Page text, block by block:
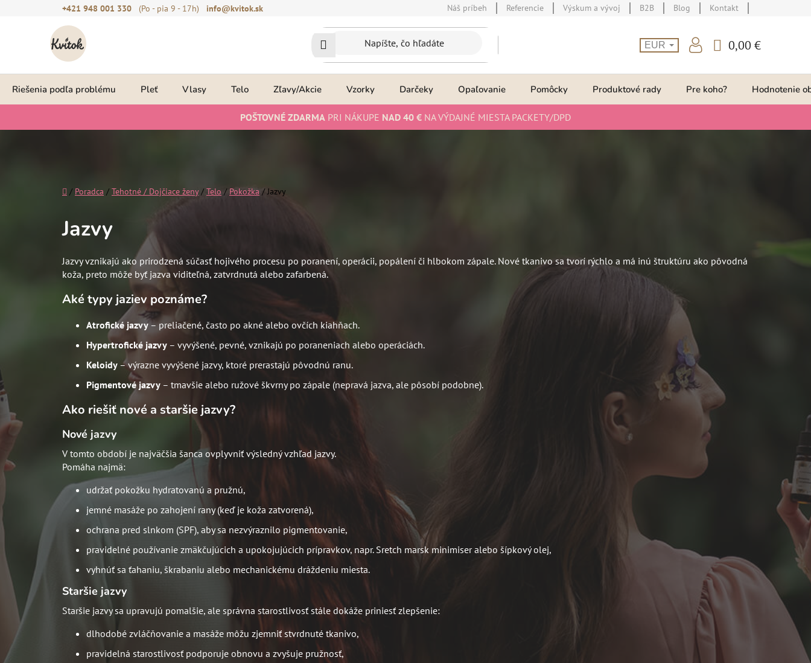
+421 948 001 330 (Po - pia 9 - 17h) info@kvitok.sk Náš príbeh Referencie Výskum a vývoj B2B Blog Kontakt
EUR
KOŠÍK
0,00 €
Riešenia podľa problému Pleť Vlasy Telo Zľavy/Akcie Vzorky Darčeky Opaľovanie Pomôcky Produktové rady Pre koho? Hodnotenie
POŠTOVNÉ ZDARMA PRI NÁKUPE NAD 40 € NA VÝDAJNÉ MIESTA PACKETY/DPD
Domov
/ Poradca / Tehotné / Dojčiace ženy / Telo / Pokožka / Jazvy
Jazvy
Jazvy vznikajú ako prirodzená súčasť hojivého procesu po poranení, operácii, popálení či hlbokom zápale. Nové tkanivo sa tvorí rýchlo a má inú štruktúru ako pôvodná
koža, preto môže byť jazva viditeľná, zatvrdnutá alebo zafarbená.
Aké typy jaziev poznáme?
Atrofické jazvy – preliačené, často po akné alebo ovčích kiahňach.
Hypertrofické jazvy – vyvýšené, pevné, vznikajú po poraneniach alebo operáciách.
Keloidy – výrazne vyvýšené jazvy, ktoré prerastajú pôvodnú ranu.
Pigmentové jazvy – tmavšie alebo ružové škvrny po zápale (nepravá jazva, ale pôsobí podobne).
Ako riešiť nové a staršie jazvy?
Nové jazvy
V tomto období je najväčšia šanca ovplyvniť výsledný vzhľad jazvy.
Pomáha najmä:
udržať pokožku hydratovanú a pružnú,
jemné masáže po zahojení rany (keď je koža zatvorená),
ochrana pred slnkom (SPF), aby sa nezvýraznilo pigmentovanie,
pravidelné používanie zmäkčujúcich a upokojujúcich prípravkov, napr. Sretch marsk minimiser alebo šípkový olej,
vyhnúť sa ťahaniu, škrabaniu alebo mechanickému dráždeniu miesta.
Staršie jazvy
Staršie jazvy sa upravujú pomalšie, ale správna starostlivosť stále dokáže priniesť zlepšenie:
dlhodobé zvláčňovanie a masáže môžu zjemniť stvrdnuté tkanivo,
pravidelná starostlivosť podporuje obnovu a zvyšuje pružnosť,